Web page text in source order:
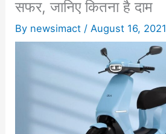
सफर, जानिए कितना है दाम
By newsimact /August 16, 2021